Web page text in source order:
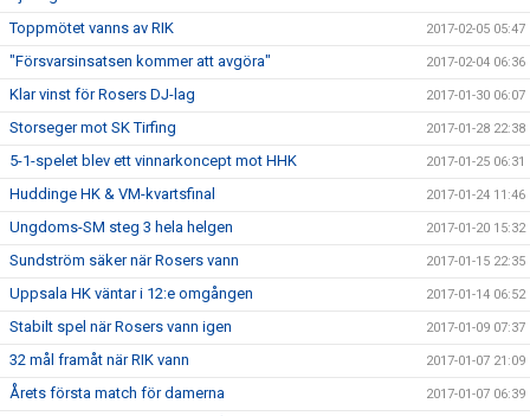
Toppmötet vanns av RIK 2017-02-05 05:47
"Försvarsinsatsen kommer att avgöra" 2017-02-04 06:36
Klar vinst för Rosers DJ-lag 2017-01-30 06:07
Storseger mot SK Tirfing 2017-01-28 22:38
5-1-spelet blev ett vinnarkoncept mot HHK 2017-01-25 06:31
Huddinge HK & VM-kvartsfinal 2017-01-24 11:46
Ungdoms-SM steg 3 hela helgen 2017-01-20 15:32
Sundström säker när Rosers vann 2017-01-15 22:35
Uppsala HK väntar i 12:e omgången 2017-01-14 06:52
Stabilt spel när Rosers vann igen 2017-01-09 07:37
32 mål framåt när RIK vann 2017-01-07 21:09
Årets första match för damerna 2017-01-07 06:39